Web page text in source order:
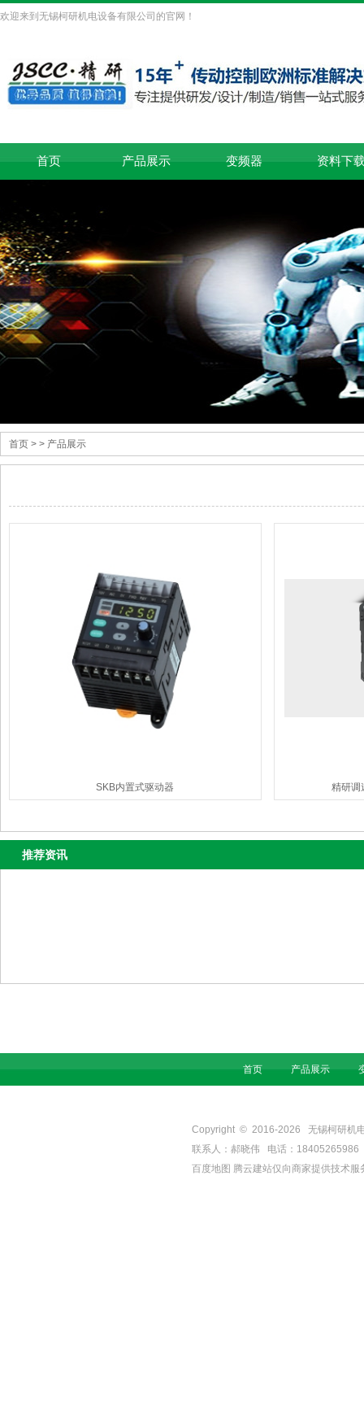
欢迎来到无锡柯研机电设备有限公司的官网！
首页 产品展示 变频器 资料下
首页 > > 产品展示
SKB内置式驱动器 精研调
推荐资讯
首页 产品展示
Copyright © 2016-2026
无锡柯研机
联系人：郝晓伟 电话：
百度地图 腾云建站仅向商家提供技术服